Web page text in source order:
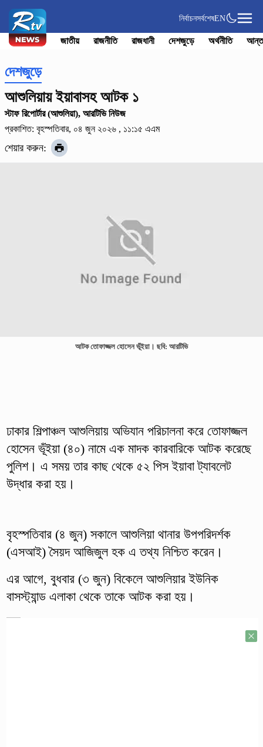
নির্বাচনসর্বশেষEN
জাতীয় রাজনীতি রাজধানী দেশজুড়ে অর্থনীতি
দেশজুড়ে
আশুলিয়ায় ইয়াবাসহ আটক ১
স্টাফ রিপোর্টার (আশুলিয়া), আরটিভি নিউজ
প্রকাশিত: বৃহস্পতিবার, ০৪ জুন ২০২৬ , ১১:১৫ এএম
শেয়ার করুন:
আটক তোফাজ্জল হোসেন ভূঁইয়া। ছবি: আরটিভি
ঢাকার শিল্পাঞ্চল আশুলিয়ায় অভিযান পরিচালনা করে তোফাজ্জল
হোসেন ভূঁইয়া (৪০) নামে এক মাদক কারবারিকে আটক করেছে
পুলিশ। এ সময় তার কাছ থেকে ৫২ পিস ইয়াবা ট্যাবলেট
উদ্ধার করা হয়।
বৃহস্পতিবার (৪ জুন) সকালে আশুলিয়া থানার উপপরিদর্শক
(এসআই) সৈয়দ আজিজুল হক এ তথ্য নিশ্চিত করেন।
এর আগে, বুধবার (৩ জুন) বিকেলে আশুলিয়ার ইউনিক
বাসস্ট্যান্ড এলাকা থেকে তাকে আটক করা হয়।